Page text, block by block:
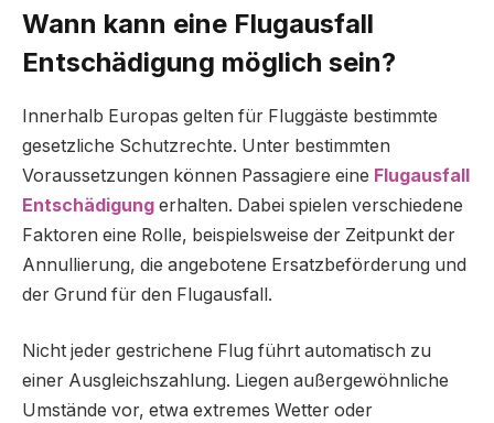
Wann kann eine Flugausfall
Entschädigung möglich sein?
Innerhalb Europas gelten für Fluggäste bestimmte
gesetzliche Schutzrechte. Unter bestimmten
Voraussetzungen können Passagiere eine Flugausfall
Entschädigung erhalten. Dabei spielen verschiedene
Faktoren eine Rolle, beispielsweise der Zeitpunkt der
Annullierung, die angebotene Ersatzbeförderung und
der Grund für den Flugausfall.
Nicht jeder gestrichene Flug führt automatisch zu
einer Ausgleichszahlung. Liegen außergewöhnliche
Umstände vor, etwa extremes Wetter oder